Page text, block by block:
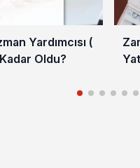
Yardımcısı (
Oldu?